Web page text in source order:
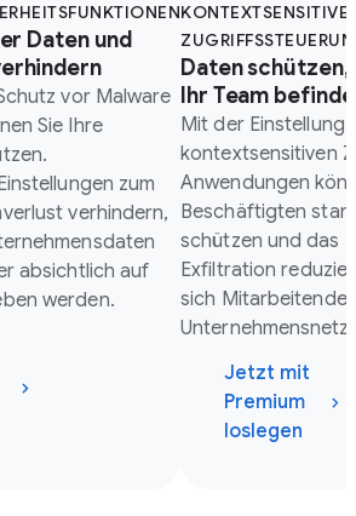
Daten und
vor Malware
Sie Ihre
zum
verhindern,
absichtlich auf
werden.
KONTEXTSENSITIVE
Daten
Ihr Team
Mit der Einstellung
kontextsensitiven
Anwendungen
Beschäftigten
schützen und das
Exfiltration
sich Mitarbeitende
Jetzt mit
Premium
loslegen